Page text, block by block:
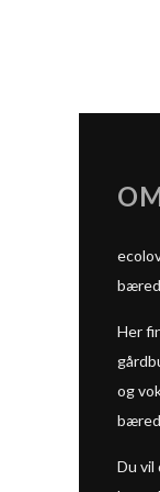
Her
og
Du vil